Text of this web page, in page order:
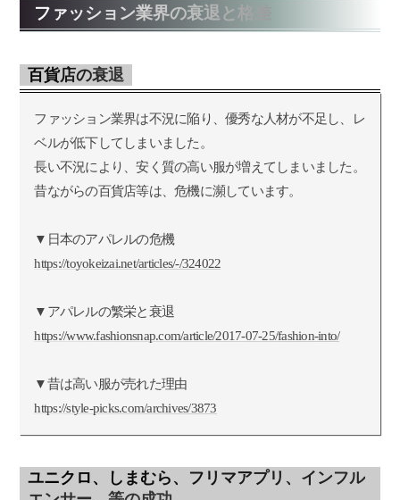
ファッション業界の衰退と格差
百貨店の衰退
ファッション業界は不況に陥り、優秀な人材が不足し、レ
ベルが低下してしまいました。
長い不況により、安く質の高い服が増えてしまいました。
昔ながらの百貨店等は、危機に瀕しています。
▼日本のアパレルの危機
https://toyokeizai.net/articles/-/324022
▼アパレルの繁栄と衰退
https://www.fashionsnap.com/article/2017-07-25/fashion-into/
▼昔は高い服が売れた理由
https://style-picks.com/archives/3873
ユニクロ、しまむら、フリマアプリ、インフル